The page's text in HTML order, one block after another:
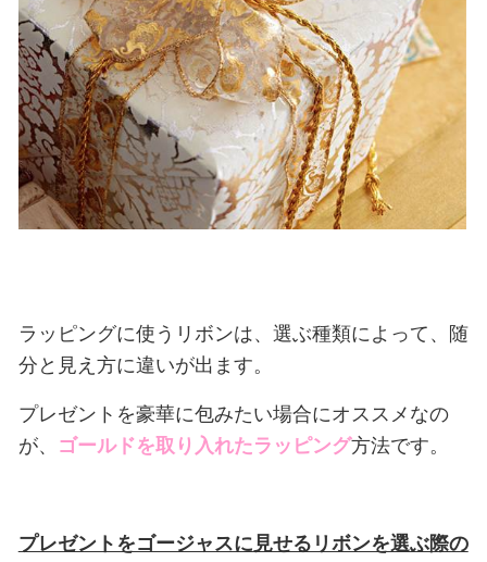
ラッピングに使うリボンは、選ぶ種類によって、随
分と見え方に違いが出ます。
プレゼントを豪華に包みたい場合にオススメなの
が、
ゴールドを取り入れたラッピング方法です。
プレゼントをゴージャスに見せるリボンを選ぶ際の